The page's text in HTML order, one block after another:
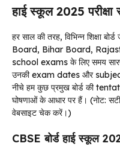
हाई स्कूल 2025
हर साल की तरह, विभिन्न शिक्षा
Board, Bihar Board,
school exams के लिए समय
उनकी exam dates और
नीचे हम कुछ प्रमुख बोर्ड की
घोषणाओं के आधार पर हैं। (नोट:
वेबसाइट चेक करें।)
CBSE बोर्ड हाई स्कूल